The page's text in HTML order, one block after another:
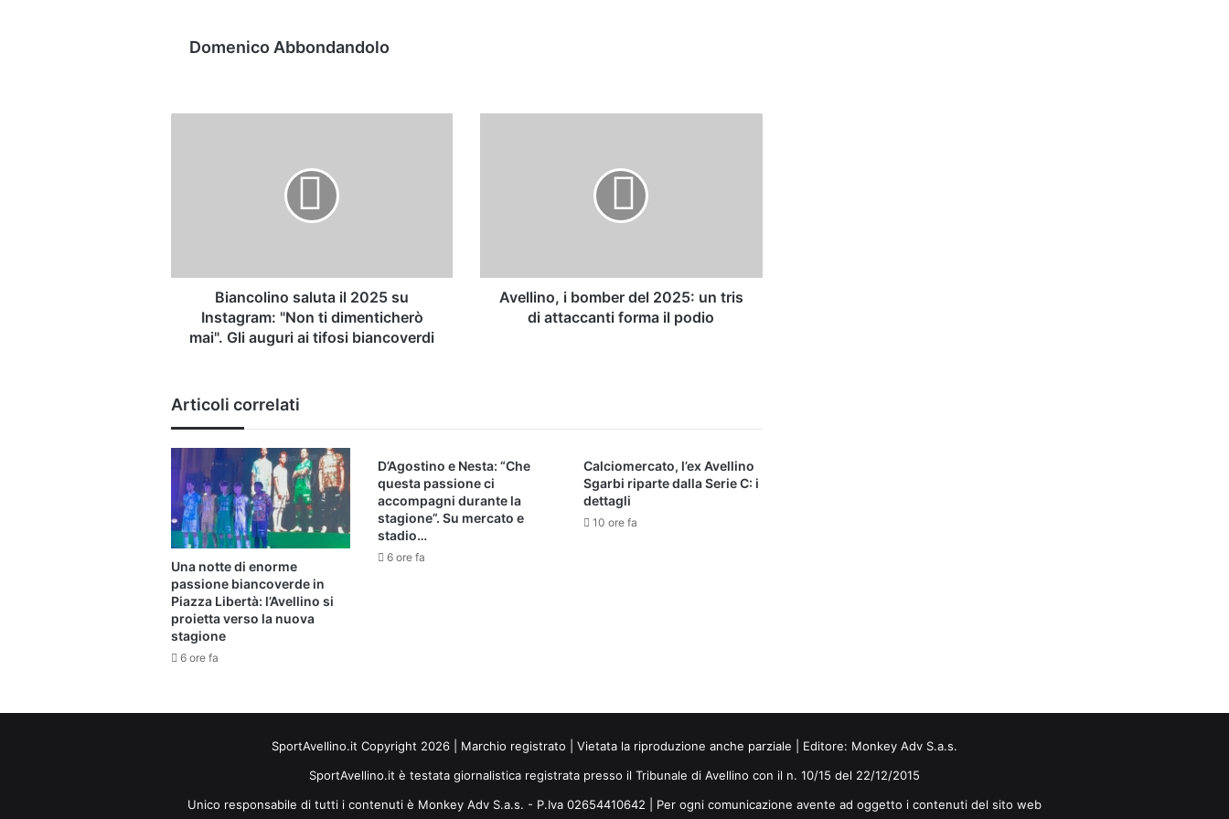
Domenico Abbondandolo
dimenticherò
auguri
Biancolino saluta il 2025 su
Instagram: "Non ti dimenticherò
mai". Gli auguri ai tifosi biancoverdi
attaccanti
formaAvellino, i bomber del 2025: un tris
di attaccanti forma il podio
Articoli correlati
Una notte di enorme
passione biancoverde in
Piazza Libertà: l’Avellino si
proietta verso la nuova
stagione
6 ore fa
D’Agostino e Nesta: “Che
questa passione ci
accompagni durante la
stagione”. Su mercato e
stadio…
6 ore fa
Calciomercato, l’ex Avellino
Sgarbi riparte dalla Serie C: i
dettagli
10 ore fa
SportAvellino.it Copyright 2026 | Marchio registrato | Vietata la riproduzione anche parziale | Editore: Monkey Adv S.a.s.
SportAvellino.it è testata giornalistica registrata presso il Tribunale di Avellino con il n. 10/15 del 22/12/2015
Unico responsabile di tutti i contenuti è Monkey Adv S.a.s. - P.Iva 02654410642 | Per ogni comunicazione avente ad oggetto i contenuti del sito web